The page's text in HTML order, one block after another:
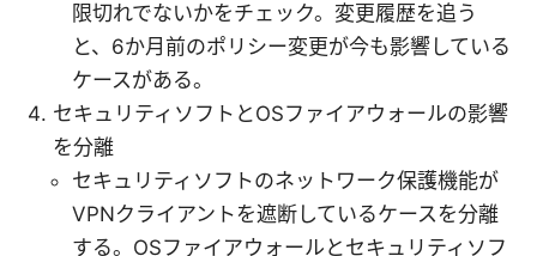
限切れでないかをチェック。変更履歴を追う
と、6か月前のポリシー変更が今も影響している
ケースがある。
セキュリティソフトとOSファイアウォールの影響
を分離
セキュリティソフトのネットワーク保護機能が
VPNクライアントを遮断しているケースを分離
する。OSファイアウォールとセキュリティソフ